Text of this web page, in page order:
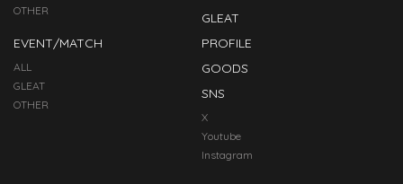
OTHER
EVENT/MATCH
ALL
GLEAT
OTHER
GLEAT
PROFILE
GOODS
SNS
X
Youtube
Instagram